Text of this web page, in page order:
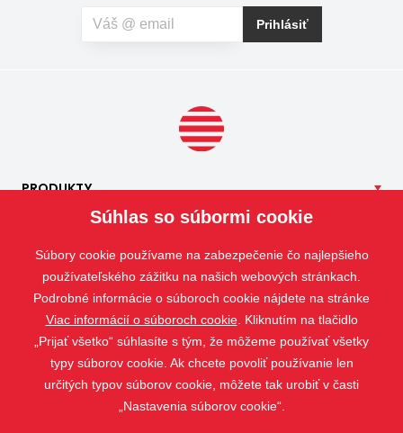
vás okrem hmyzu trápia aj peľové alergie, môžete zvoliť
špeciálnu sieť proti peľu, ktorá pomáha obmedziť
Prihlásiť
PRODUKTY
SLUŽBY
ISOTRA
KONTAKT
Súhlas so súbormi cookie
Súbory cookie používame na zabezpečenie čo najlepšieho
používateľského zážitku na našich webových stránkach.
Podrobné informácie o súboroch cookie nájdete na stránke
Viac informácií o súboroch cookie. Kliknutím na tlačidlo
„Prijať všetko“ súhlasíte s tým, že môžeme používať všetky
typy súborov cookie. Ak chcete povoliť používanie len
určitých typov súborov cookie, môžete tak urobiť v časti
„Nastavenia súborov cookie“.